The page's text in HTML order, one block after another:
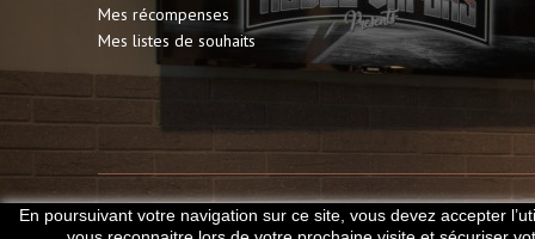
Mes récompenses
Mes listes de souhaits
En poursuivant votre navigation sur ce site, vous devez accepter